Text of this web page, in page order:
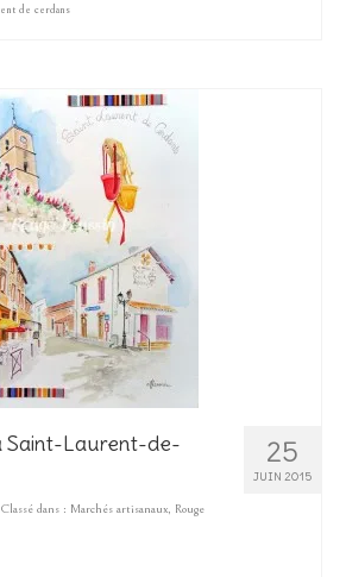
de cerdans
25
JUIN 2015
Saint-Laurent-de-
Classé dans : Marchés artisanaux, Rouge